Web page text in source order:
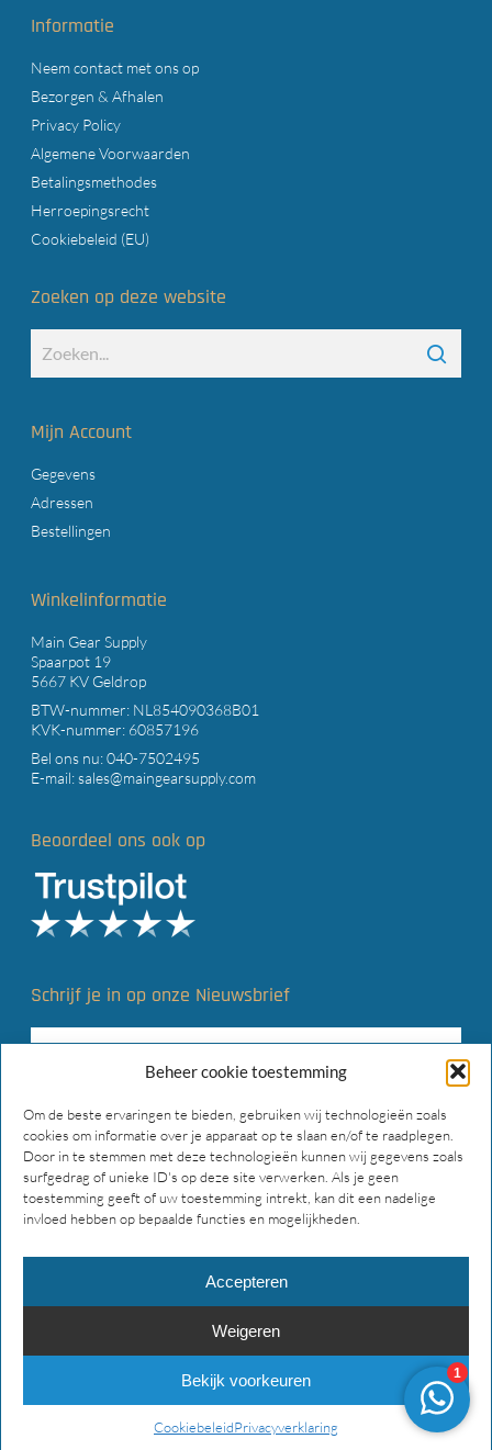
Beheer cookie toestemming
Om de beste ervaringen te bieden, gebruiken wij technologieën zoals
cookies om informatie over je apparaat op te slaan en/of te raadplegen.
Door in te stemmen met deze technologieën kunnen wij gegevens zoals
surfgedrag of unieke ID's op deze site verwerken. Als je geen
toestemming geeft of uw toestemming intrekt, kan dit een nadelige
invloed hebben op bepaalde functies en mogelijkheden.
Accepteren
Weigeren
Bekijk voorkeuren
CookiebeleidPrivacyverklaring
Informatie
Neem contact met ons op
Bezorgen & Afhalen
Privacy Policy
Algemene Voorwaarden
Betalingsmethodes
Herroepingsrecht
Cookiebeleid (EU)
Zoeken op deze website
Mijn Account
Gegevens
Adressen
Bestellingen
Winkelinformatie
Main Gear Supply
Spaarpot 19
5667 KV Geldrop
BTW-nummer: NL854090368B01
KVK-nummer: 60857196
Bel ons nu:040-7502495
E-mail:sales@maingearsupply.com
Beoordeel ons ook op
Schrijf je in op onze Nieuwsbrief